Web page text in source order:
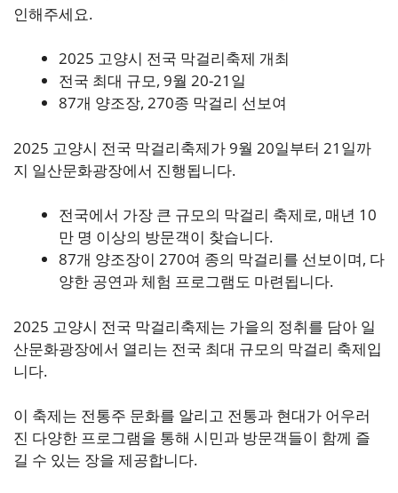
인해주세요.
2025 고양시 전국 막걸리축제 개최
전국 최대 규모, 9월 20-21일
87개 양조장, 270종 막걸리 선보여
2025 고양시 전국 막걸리축제가 9월 20일부터 21일까
지 일산문화광장에서 진행됩니다.
전국에서 가장 큰 규모의 막걸리 축제로, 매년 10
만 명 이상의 방문객이 찾습니다.
87개 양조장이 270여 종의 막걸리를 선보이며, 다
양한 공연과 체험 프로그램도 마련됩니다.
2025 고양시 전국 막걸리축제는 가을의 정취를 담아 일
산문화광장에서 열리는 전국 최대 규모의 막걸리 축제입
니다.
이 축제는 전통주 문화를 알리고 전통과 현대가 어우러
진 다양한 프로그램을 통해 시민과 방문객들이 함께 즐
길 수 있는 장을 제공합니다.